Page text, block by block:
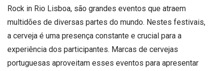
Rock in Rio Lisboa, são grandes eventos que atraem
multidões de diversas partes do mundo. Nestes festivais,
a cerveja é uma presença constante e crucial para a
experiência dos participantes. Marcas de cervejas
portuguesas aproveitam esses eventos para apresentar